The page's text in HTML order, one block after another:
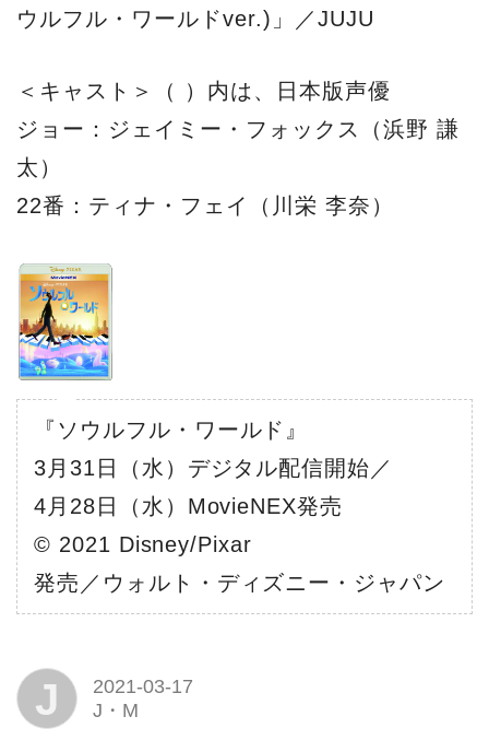
ウルフル・ワールドver.)」／JUJU
＜キャスト＞（ ）内は、日本版声優
ジョー：ジェイミー・フォックス（浜野 謙
太）
22番：ティナ・フェイ（川栄 李奈）
『ソウルフル・ワールド』
3月31日（水）デジタル配信開始／
4月28日（水）MovieNEX発売
© 2021 Disney/Pixar
発売／ウォルト・ディズニー・ジャパン
J
2021-03-17
J・M